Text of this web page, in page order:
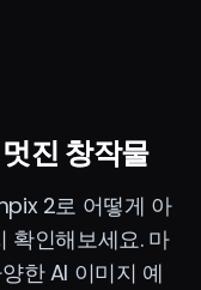
진 창작물
2로 어떻게 아
확인해보세요. 마
한 AI 이미지 예